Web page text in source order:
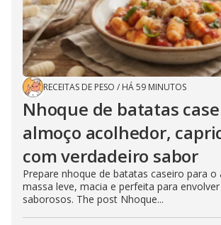
RECEITAS DE PESO / HÁ 59 MINUTOS
Nhoque de batatas
almoço acolhedor,
com verdadeiro sabor
Prepare nhoque de batatas caseiro para
massa leve, macia e perfeita para
saborosos. The post Nhoque...